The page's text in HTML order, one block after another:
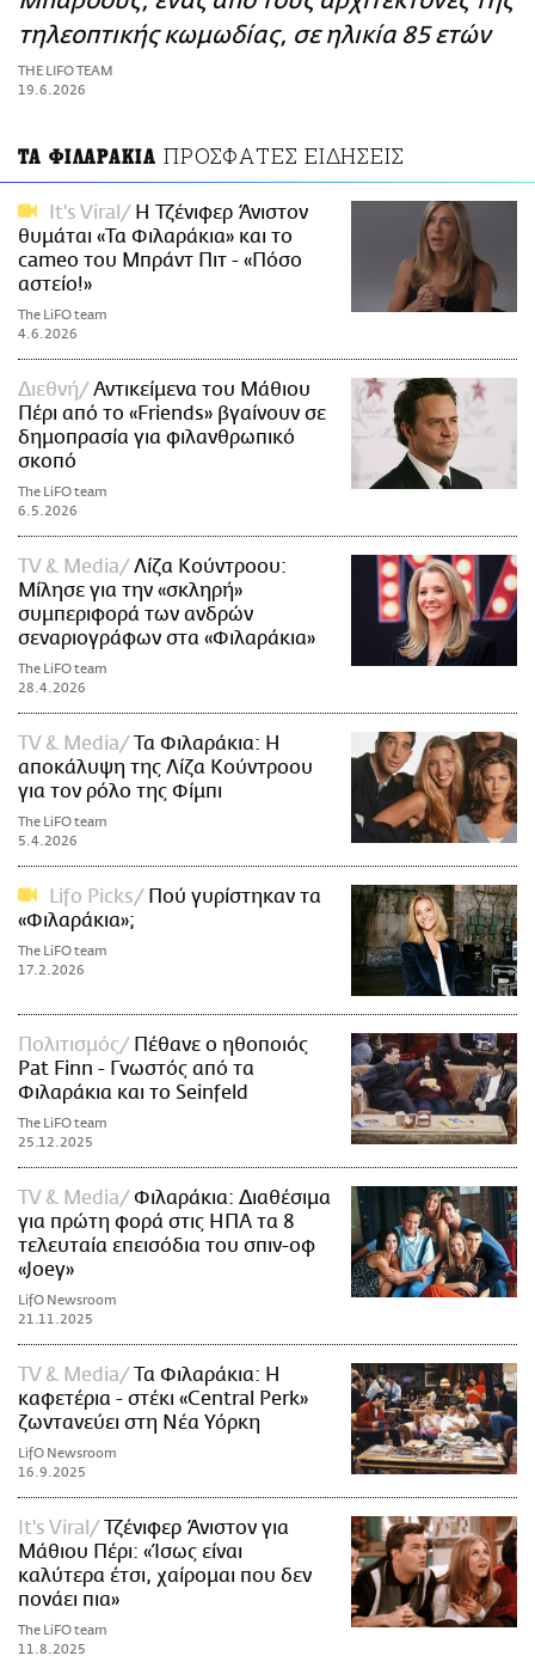
ΑΜΠΑ
PRINT
τηλεοπτικής κωμωδίας, σε ηλικία 85 ετών
THE LIFO TEAM
19.6.2026
ΤΑ ΦΙΛΑΡΑΚΙΑ ΠΡΟΣΦΑΤΕΣ ΕΙΔΗΣΕΙΣ
It's Viral
Η Τζένιφερ Άνιστον
θυμάται «Τα Φιλαράκια» και το
cameo του Μπράντ Πιτ - «Πόσο
αστείο!»
The LiFO team
4.6.2026
Διεθνή
Αντικείμενα του Μάθιου
Πέρι από τo «Friends» βγαίνουν σε
δημοπρασία για φιλανθρωπικό
σκοπό
The LiFO team
6.5.2026
TV & Media
Λίζα Κούντροου:
Μίλησε για την «σκληρή»
συμπεριφορά των ανδρών
σεναριογράφων στα «Φιλαράκια»
The LiFO team
28.4.2026
TV & Media
Τα Φιλαράκια: Η
αποκάλυψη της Λίζα Κούντροου
για τον ρόλο της Φίμπι
The LiFO team
5.4.2026
Lifo Picks
Πού γυρίστηκαν τα
«Φιλαράκια»;
The LiFO team
17.2.2026
Πολιτισμός
Πέθανε ο ηθοποιός
Pat Finn - Γνωστός από τα
Φιλαράκια και το Seinfeld
The LiFO team
25.12.2025
TV & Media
Φιλαράκια: Διαθέσιμα
για πρώτη φορά στις ΗΠΑ τα 8
τελευταία επεισόδια του σπιν-οφ
«Joey»
LifO Newsroom
21.11.2025
TV & Media
Τα Φιλαράκια: Η
καφετέρια - στέκι «Central Perk»
ζωντανεύει στη Νέα Υόρκη
LifO Newsroom
16.9.2025
It's Viral
Τζένιφερ Άνιστον για
Μάθιου Πέρι: «Ίσως είναι
καλύτερα έτσι, χαίρομαι που δεν
πονάει πια»
The LiFO team
11.8.2025